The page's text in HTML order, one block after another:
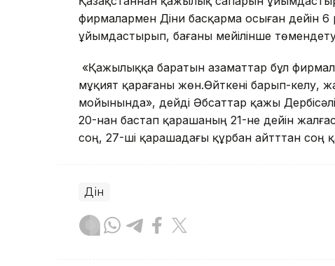
фирмалармен Діни басқарма осыған дейін 6
ұйымдастырып, бағаны мейілінше
«Қажылыққа баратын азаматтар бұл
мұқият қарағаны жөн.Өйткені барып-
мойынында», дейді Әбсаттар қажы
20-нан бастап қарашаның 21-не дейін
соң, 27-ші қарашадағы құрбан айтттан соң
Дін